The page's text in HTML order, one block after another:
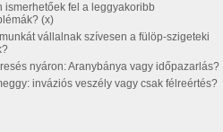
ismerhetőek fel a leggyakoribb
(x)
vállalnak szívesen a fülöp-szigeteki
nyáron: Aranybánya vagy időpazarlás?
inváziós veszély vagy csak félreértés?